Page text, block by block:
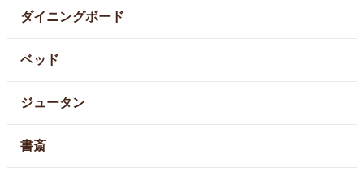
ダイニングボード
ベッド
ジュータン
書斎